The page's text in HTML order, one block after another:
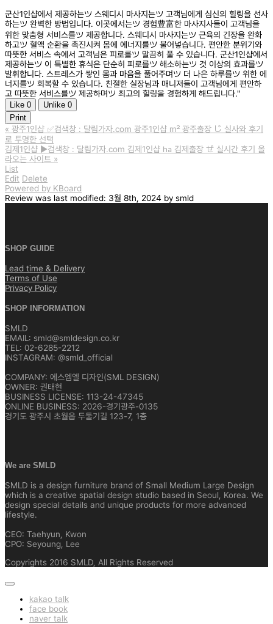
군산1인샵에서 제공하는ツ 스웨디시 마사지는ツ 고객님에게 심신의 힐링을 선사
하는ツ 완벽한 방법입니다. 이곳에서는ツ 경험豊富한 마사지사들이 고객님을
위한 맞춤형 서비스를ツ 제공합니다. 스웨디시 마사지는ツ 근육의 긴장을 완화
하고ツ 혈액 순환을 촉진시켜 몸에 에너지를ツ 불어넣습니다. 편안한 분위기와
따뜻한 서비스 속에서 고객님은 피로를ツ 말끔히 풀 수 있습니다. 군산1인샵에서
제공하는ツ 이 특별한 휴식은 단순히 피로를ツ 해소하는ツ 것 이상의 효과를ツ
발휘합니다. 스트레스가 쌓인 몸과 마음을 풀어주며ツ 더 나은 하루를ツ 위한 에
너지를ツ 회복할 수 있습니다. 친절한 실장님과 매니저들이 고객님에게 편안하
고 따뜻한 서비스를ツ 제공하며ツ 최고의 힐링을 경험하게 해드립니다."
Like 0 Unlike 0
Print
« 광주1인샵 ✅검색창 : 달림가자.com 광주1인샵 ㎡ 광주출장 じ 실사와 후기
로 투명한 선택
김제1인샵 ▶️검색창 : 달림가자.com 김제1인샵 ㏊ 김제출장 ぜ 실시간 후기 올
라오는 사이트 »
List
Edit Delete
Powered by KBoard
Review was last modified: 3월 8th, 2024 by smld
SHOP GUIDE
Lead time & Delivery
Terms of Use
Privacy Policy
SHOP INFORMATION
SMLD
EMAIL: smld@smldesign.co.kr
TEL: 02-6285-2212
INSTAGRAM: @smld_official
COMPANY: 에스엠엘 디자인(SML DESIGN)
OWNER: 권태현
BUSINESS LICENSE: 113-24-47345
ONLINE BUSINESS: 2026-경기광주-0135
경기도 광주시 초월읍 두둘기길 123-7, 1층
We are SMLD
SMLD is a design furniture brand of Small Medium Large Design
which is a creative spatial design studio based in Seoul, Korea. We
design special details and unique products for more advanced
lifestyle.
CEO: Taehyun, Kwon
CPO: Seyoung, Lee
Copyrights 2016 SMLD, All Rights Reserved
kakao talk
face book
naver talk